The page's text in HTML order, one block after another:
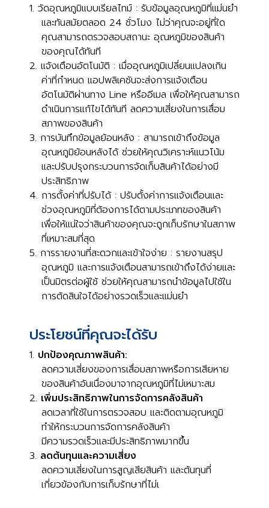
วัดอุณหภูมิแบบเรียลไทม์ : รับข้อมูลอุณหภูมิที่แม่นยำ
และทันสมัยตลอด 24 ชั่วโมง ไม่ว่าคุณจะอยู่ที่ใด
คุณสามารถตรวจสอบสถานะ อุณหภูมิของสินค้า
ของคุณได้ทันที
แจ้งเตือนอัตโนมัติ : เมื่ออุณหภูมิเปลี่ยนแปลงเกิน
ค่าที่กำหนด แอปพลิเคชันจะส่งการแจ้งเตือน
อัตโนมัติผ่านทาง Line หรืออีเมล เพื่อให้คุณสามารถ
ดำเนินการแก้ไขได้ทันที ลดความเสี่ยงในการเสื่อม
สภาพของสินค้า
การบันทึกข้อมูลย้อนหลัง : สามารถเข้าถึงข้อมูล
อุณหภูมิย้อนหลังได้ ช่วยให้คุณวิเคราะห์แนวโน้ม
และปรับปรุงกระบวนการจัดเก็บสินค้าได้อย่างมี
ประสิทธิภาพ
การตั้งค่าที่ปรับได้ : ปรับตั้งค่าการแจ้งเตือนและ
ช่วงอุณหภูมิที่ต้องการได้ตามประเภทของสินค้า
เพื่อให้แน่ใจว่าสินค้าของคุณจะถูกเก็บรักษาในสภาพ
ที่เหมาะสมที่สุด
การรายงานที่สะดวกและเข้าใจง่าย : รายงานสรุป
อุณหภูมิ และการแจ้งเตือนสามารถเข้าถึงได้ง่ายและ
เป็นมิตรต่อผู้ใช้ ช่วยให้คุณสามารถนำข้อมูลไปใช้ใน
การตัดสินใจได้อย่างรวดเร็วและแม่นยำ
ประโยชน์ที่คุณจะได้รับ
ปกป้องคุณภาพสินค้า:
ลดความเสี่ยงของการเสื่อมสภาพหรือการเสียหาย
ของสินค้าอันเนื่องมาจากอุณหภูมิที่ไม่เหมาะสม
เพิ่มประสิทธิภาพในการจัดการคลังสินค้า
ลดเวลาที่ใช้ในการตรวจสอบ และติดตามอุณหภูมิ
ทำให้กระบวนการจัดการคลังสินค้า
มีความรวดเร็วและมีประสิทธิภาพมากขึ้น
ลดต้นทุนและความเสี่ยง
ลดความเสี่ยงในการสูญเสียสินค้า และต้นทุนที่
เกี่ยวข้องกับการเก็บรักษาที่ไม่เ